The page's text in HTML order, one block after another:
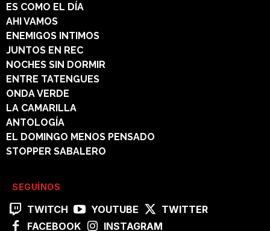
ES COMO EL DÍA
AHI VAMOS
ENEMIGOS INTIMOS
JUNTOS EN REC
NOCHES SIN DORMIR
ENTRE TATENGUES
ONDA VERDE
LA CAMARILLA
ANTOLOGÍA
EL DOMINGO MENOS PENSADO
STOPPER SABALERO
SEGUÍNOS
TWITCH YOUTUBE
TWITTER
FACEBOOK
INSTAGRAM